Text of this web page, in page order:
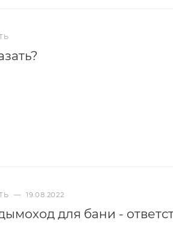
— 19.08.2022
для бани -